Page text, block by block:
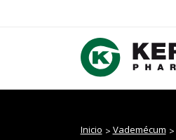
Inicio Vademécum